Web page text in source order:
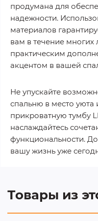
продумана для
надежности.
материалов
вам в течение многих
практическим
акцентом в вашей
Не упускайте
спальню в место
прикроватную тумбу
наслаждайтесь
функциональности.
вашу жизнь уже
Товары из